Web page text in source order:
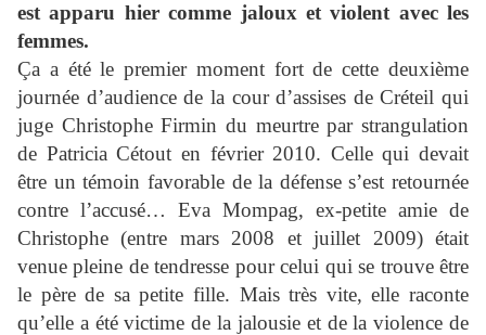
est apparu hier comme jaloux et violent avec les
femmes.
Ça a été le premier moment fort de cette deuxième
journée d’audience de la cour d’assises de Créteil qui
juge Christophe Firmin du meurtre par strangulation
de Patricia Cétout en février 2010. Celle qui devait
être un témoin favorable de la défense s’est retournée
contre l’accusé… Eva Mompag, ex-petite amie de
Christophe (entre mars 2008 et juillet 2009) était
venue pleine de tendresse pour celui qui se trouve être
le père de sa petite fille. Mais très vite, elle raconte
qu’elle a été victime de la jalousie et de la violence de